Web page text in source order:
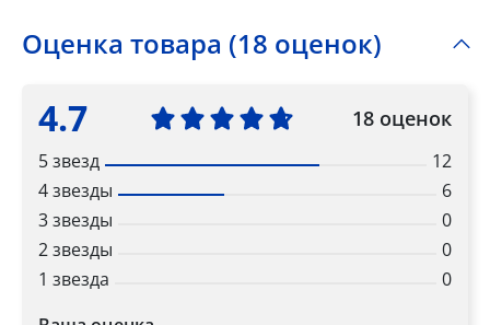
Оценка товара (18 оценок)
4.7 18 оценок
5 звезд
12
4 звезды
6
3 звезды
0
2 звезды
0
1 звезда
0